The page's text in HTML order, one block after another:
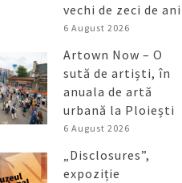
vechi de zeci de ani
6 August 2026
Artown Now – O
sută de artiști, în
anuala de artă
urbană la Ploiești
6 August 2026
„Disclosures”,
expoziție